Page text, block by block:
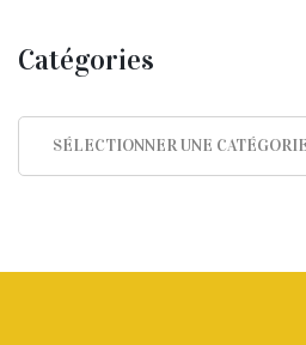
Catégories